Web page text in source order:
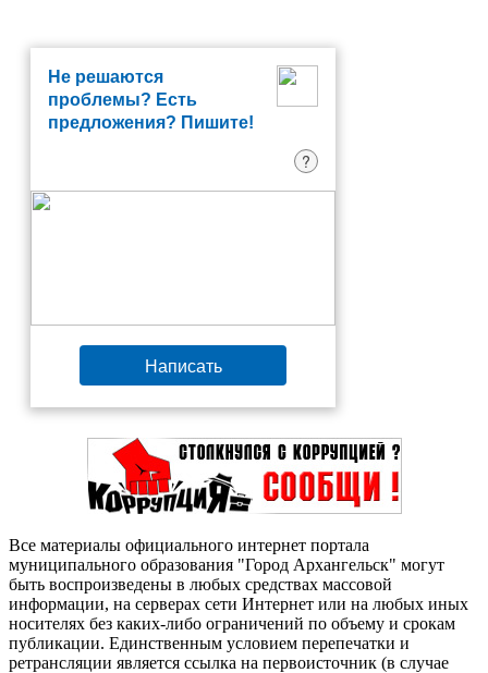
Не решаются
проблемы? Есть
предложения? Пишите!
?
Написать
Все материалы официального интернет портала
муниципального образования "Город Архангельск" могут
быть воспроизведены в любых средствах массовой
информации, на серверах сети Интернет или на любых иных
носителях без каких-либо ограничений по объему и срокам
публикации. Единственным условием перепечатки и
ретрансляции является ссылка на первоисточник (в случае